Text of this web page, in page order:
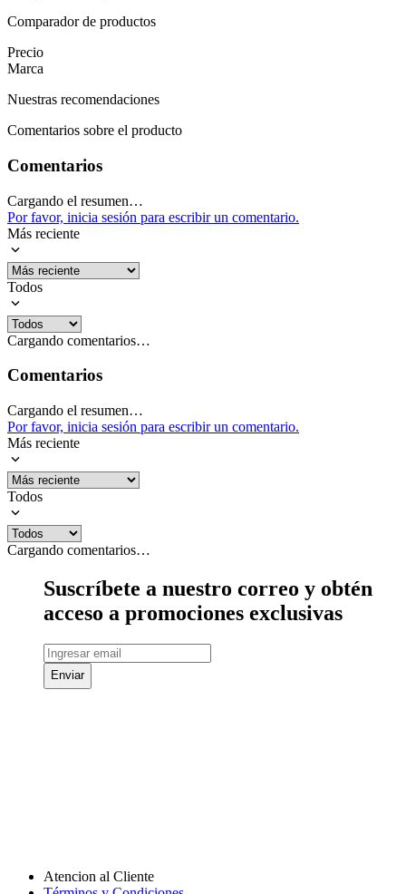
natural, permitiendo preparar desayunos acelerados, almuerzos
variados y cenas sin complicaciones. Al ser independiente, se coloca
a su superficie de acero inoxidable. Con su acabado negro, aporta
Comparador de productos
Precio
Marca
Nuestras recomendaciones
Comentarios sobre el producto
Comentarios
Cargando el resumen…
Por favor, inicia sesión para escribir un comentario.
Más reciente
Todos
Cargando comentarios…
Comentarios
Cargando el resumen…
Por favor, inicia sesión para escribir un comentario.
Más reciente
Todos
Cargando comentarios…
Suscríbete a nuestro correo y obtén
acceso a promociones exclusivas
Enviar
Atencion al Cliente